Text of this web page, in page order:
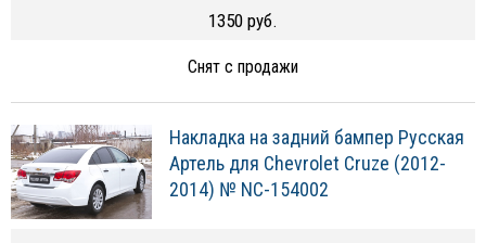
1350 руб.
Снят с продажи
Накладка на задний бампер Русская
Артель для Chevrolet Cruze (2012-
2014) № NC-154002